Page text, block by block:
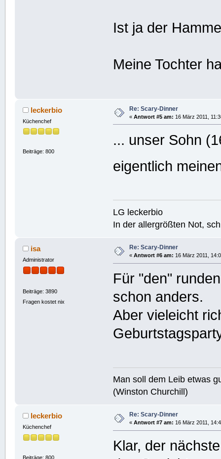
Ist ja der
Meine Tochter
leckerbio
Küchenchef
Beiträge: 800
Re: Scary-Dinner
« Antwort #5 am: 16 März 2011,
... unser Sohn
eigentlich
LG leckerbio
In der allergrößten Not,
isa
Administrator
Beiträge: 3890
Fragen kostet nix
Re: Scary-Dinner
« Antwort #6 am: 16 März 2011,
Für "den"
schon anders.
Aber vieleicht
Man soll dem Leib etwas
(Winston Churchill)
leckerbio
Küchenchef
Beiträge: 800
Re: Scary-Dinner
« Antwort #7 am: 16 März 2011,
Klar, der